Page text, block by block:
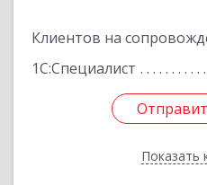
Клиентов на
1С:Специалист
Показать